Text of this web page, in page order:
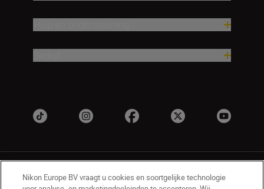
Nikon Europe BV vraagt u cookies en soortgelijke technologie